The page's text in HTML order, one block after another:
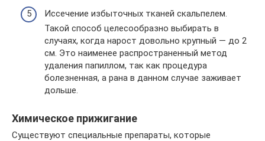
Иссечение избыточных тканей скальпелем.
Такой способ целесообразно выбирать в
случаях, когда нарост довольно крупный — до 2
см. Это наименее распространенный метод
удаления папиллом, так как процедура
болезненная, а рана в данном случае заживает
дольше.
Химическое прижигание
Существуют специальные препараты, которые